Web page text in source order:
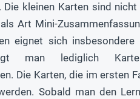
kleinen Karten sind
Art Mini-
eignet sich insbesondere
man lediglich
Die Karten, die im ersten
Sobald man den